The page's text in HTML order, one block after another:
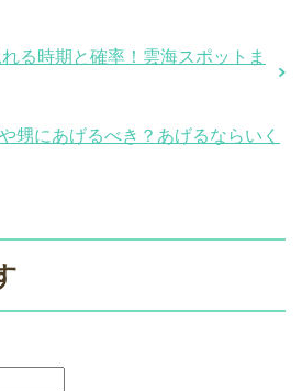
る時期と確率！雲海スポットま
甥にあげるべき？あげるならいく